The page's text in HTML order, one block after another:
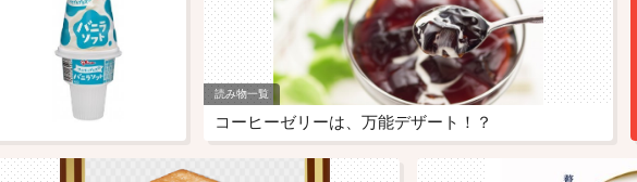
読み物一覧
コーヒーゼリーは、万能デザート！？